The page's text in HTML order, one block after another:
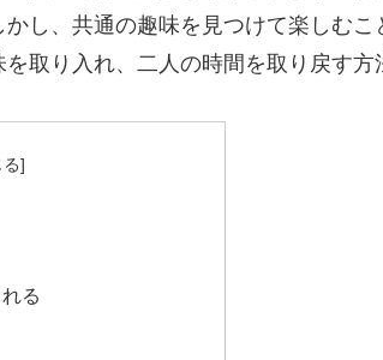
し、共通の趣味を見つけて楽しむ
取り入れ、二人の時間を取り戻す方
る